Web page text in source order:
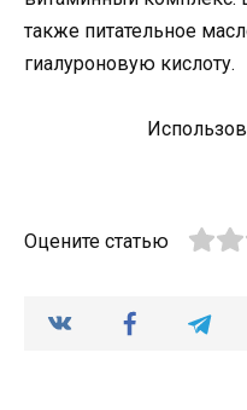
также питательное
гиалуроновую кислоту.
Оцените статью